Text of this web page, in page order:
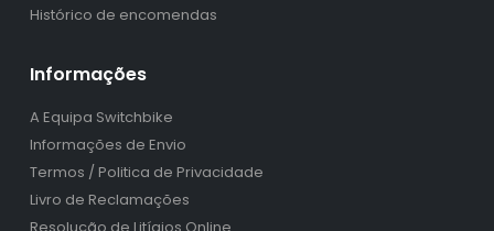
Histórico de encomendas
Informações
A Equipa Switchbike
Informações de Envio
Termos / Politica de Privacidade
Livro de Reclamações